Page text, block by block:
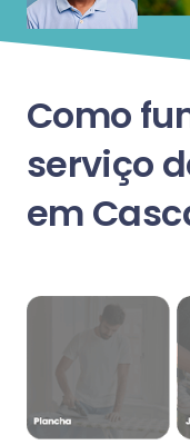
Como
serviço
em